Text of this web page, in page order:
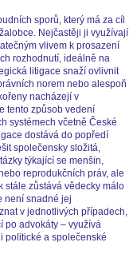
sporů, který má za cíl
Nejčastěji ji využívají
vlivem k prosazení
rozhodnutí, ideálně na
litigace snaží ovlivnit
norem nebo alespoň
nacházejí v
tento způsob vedení
systémech včetně České
dostává do popředí
společensky složitá,
týkající se menšin,
reprodukčních práv, ale
stále zůstává vědecky málo
není snadné jej
v jednotlivých případech,
po advokáty – využívá
politické a společenské